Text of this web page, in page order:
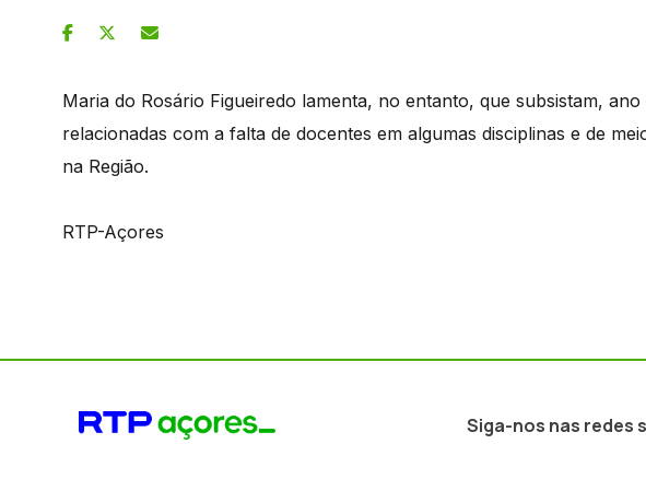
Maria do Rosário Figueiredo lamenta, no entanto, que subsistam,
relacionadas com a falta de docentes em algumas disciplinas e de
na Região.
RTP-Açores
Siga-nos nas redes